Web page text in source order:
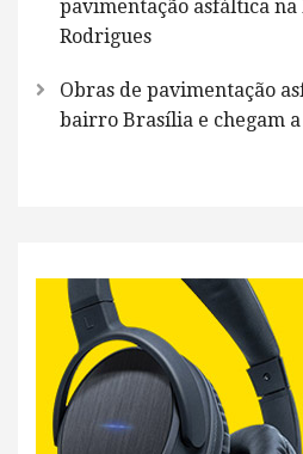
pavimentação asfáltica na
Rodrigues
Obras de pavimentação
bairro Brasília e chegam